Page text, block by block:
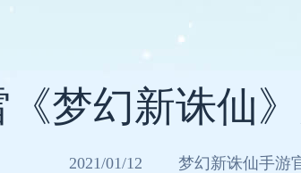
梦幻新诛仙
2021/01/12 梦幻新诛仙手游